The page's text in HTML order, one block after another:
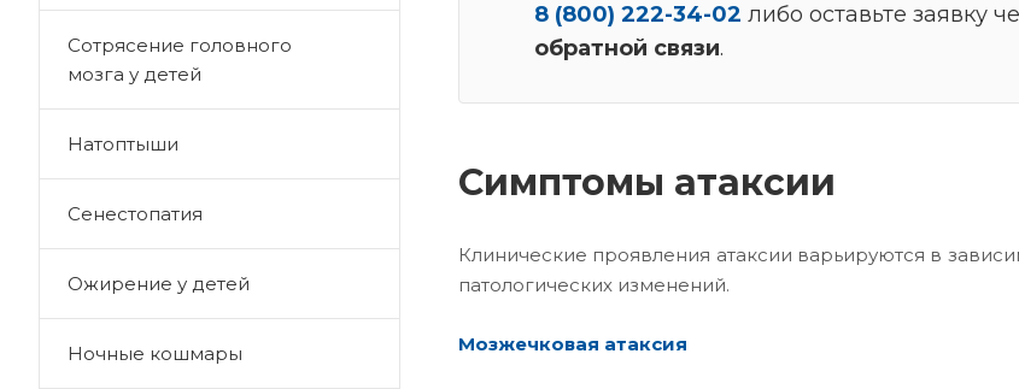
8 (800) 222-34-02 либо оставьте заявку
обратной связи.
Симптомы атаксии
Клинические проявления атаксии варьируются в
патологических изменений.
Мозжечковая атаксия
Сотрясение головного
мозга у детей
Натоптыши
Сенестопатия
Ожирение у детей
Ночные кошмары